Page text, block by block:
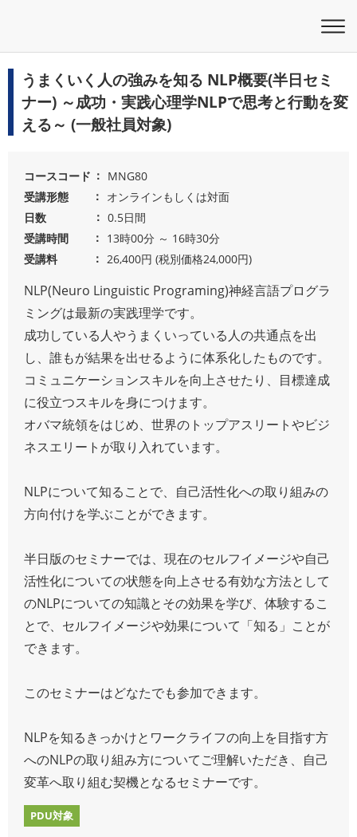
うまくいく人の強みを知る NLP概要(半日セミ
ナー) ～成功・実践心理学NLPで思考と行動を変
える～ (一般社員対象)
コースコード
MNG80
受講形態
オンラインもしくは対面
日数
0.5日間
受講時間
13時00分 ～ 16時30分
受講料
26,400円 (税別価格24,000円)
NLP(Neuro Linguistic Programing)神経言語プログラ
ミングは最新の実践理学です。
成功している人やうまくいっている人の共通点を出
し、誰もが結果を出せるように体系化したものです。
コミュニケーションスキルを向上させたり、目標達成
に役立つスキルを身につけます。
オバマ統領をはじめ、世界のトップアスリートやビジ
ネスエリートが取り入れています。
NLPについて知ることで、自己活性化への取り組みの
方向付けを学ぶことができます。
半日版のセミナーでは、現在のセルフイメージや自己
活性化についての状態を向上させる有効な方法として
のNLPについての知識とその効果を学び、体験するこ
とで、セルフイメージや効果について「知る」ことが
できます。
このセミナーはどなたでも参加できます。
NLPを知るきっかけとワークライフの向上を目指す方
へのNLPの取り組み方についてご理解いただき、自己
変革へ取り組む契機となるセミナーです。
PDU対象